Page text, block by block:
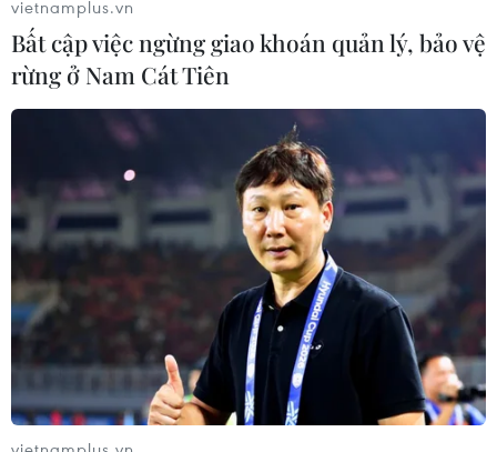
Mở rộng điều tra đối tượng ngược đãi
cháu bé người Campuchia
08/12/2016 13:35
Chiều 8/12, C45 thuộc Bộ Công an cho biết đang tạm
giữ hình sự Nguyễn Thành Dũng, ngụ Long Xuyên, tỉnh
An Giang, để mở rộng điều tra đối tượng ngược đãi
cháu bé người Campuchia.
vietnamplus.vn
Bất cập việc ngừng giao khoán quản lý, bảo vệ
rừng ở Nam Cát Tiên